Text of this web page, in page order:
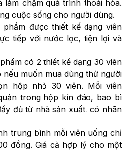
làm chậm quá trình thoái hóa.
cuộc sống cho người dùng.
phẩm được thiết kế dạng viên
tiếp với nước lọc, tiện lợi và
có 2 thiết kế dạng 30 viên
nếu muốn mua dùng thử người
hộp nhỏ 30 viên. Mỗi viên
trong hộp kín đáo, bao bì
đủ từ nhà sản xuất, có nhãn
trung bình mỗi viên uống chỉ
đồng. Giá cả hợp lý cho một